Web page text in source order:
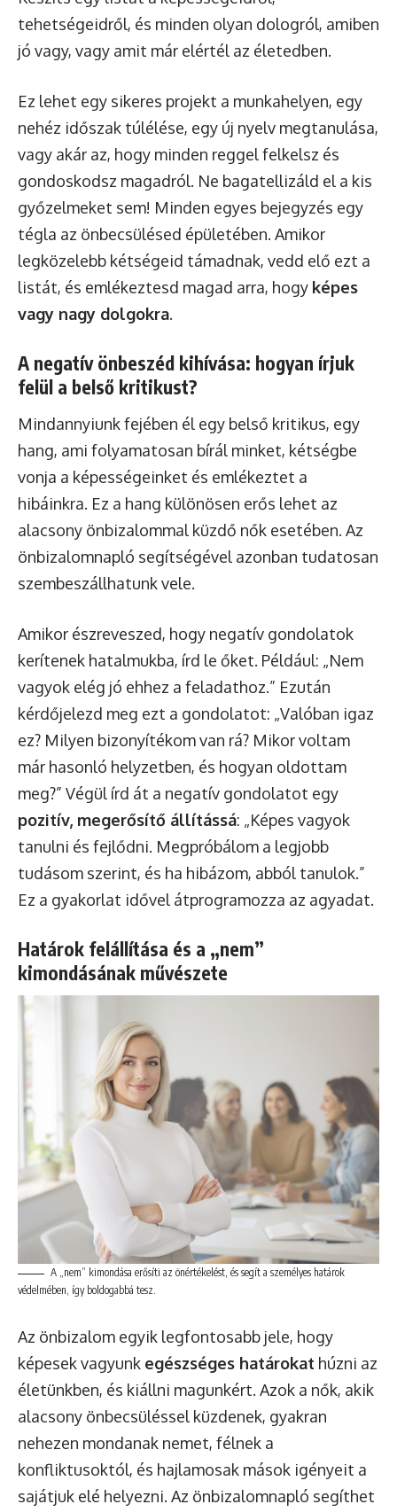
tehetségeidről, és minden olyan dologról, amiben
jó vagy, vagy amit már elértél az életedben.
Ez lehet egy sikeres projekt a munkahelyen, egy
nehéz időszak túlélése, egy új nyelv megtanulása,
vagy akár az, hogy minden reggel felkelsz és
gondoskodsz magadról. Ne bagatellizáld el a kis
győzelmeket sem! Minden egyes bejegyzés egy
tégla az önbecsülésed épületében. Amikor
legközelebb kétségeid támadnak, vedd elő ezt a
listát, és emlékeztesd magad arra, hogy képes
vagy nagy dolgokra.
A negatív önbeszéd kihívása: hogyan írjuk
felül a belső kritikust?
Mindannyiunk fejében él egy belső kritikus, egy
hang, ami folyamatosan bírál minket, kétségbe
vonja a képességeinket és emlékeztet a
hibáinkra. Ez a hang különösen erős lehet az
alacsony önbizalommal küzdő nők esetében. Az
önbizalomnapló segítségével azonban tudatosan
szembeszállhatunk vele.
Amikor észreveszed, hogy negatív gondolatok
kerítenek hatalmukba, írd le őket. Például: „Nem
vagyok elég jó ehhez a feladathoz.” Ezután
kérdőjelezd meg ezt a gondolatot: „Valóban igaz
ez? Milyen bizonyítékom van rá? Mikor voltam
már hasonló helyzetben, és hogyan oldottam
meg?” Végül írd át a negatív gondolatot egy
pozitív, megerősítő állítássá: „Képes vagyok
tanulni és fejlődni. Megpróbálom a legjobb
tudásom szerint, és ha hibázom, abból tanulok.”
Ez a gyakorlat idővel átprogramozza az agyadat.
Határok felállítása és a „nem”
kimondásának művészete
A „nem” kimondása erősíti az önértékelést, és segít a személyes határok
védelmében, így boldogabbá tesz.
Az önbizalom egyik legfontosabb jele, hogy
képesek vagyunk egészséges határokat húzni az
életünkben, és kiállni magunkért. Azok a nők, akik
alacsony önbecsüléssel küzdenek, gyakran
nehezen mondanak nemet, félnek a
konfliktusoktól, és hajlamosak mások igényeit a
sajátjuk elé helyezni. Az önbizalomnapló segíthet